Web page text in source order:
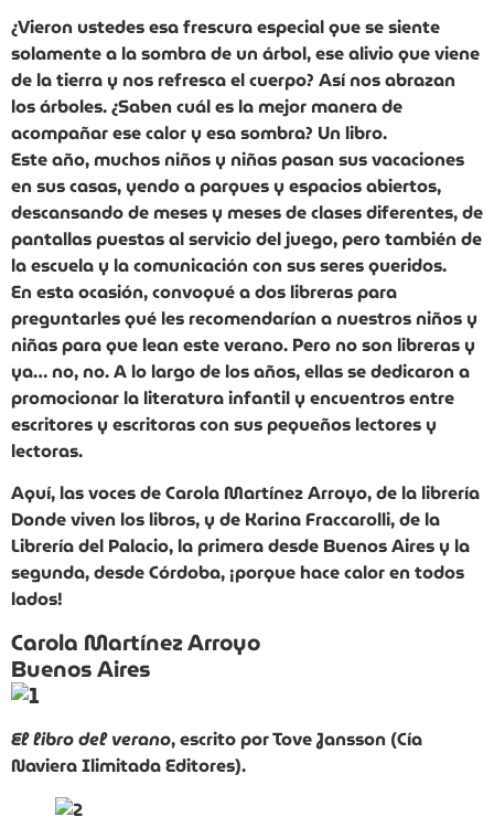
¿Vieron ustedes esa frescura especial que se siente
solamente a la sombra de un árbol, ese alivio que viene
de la tierra y nos refresca el cuerpo? Así nos abrazan
los árboles. ¿Saben cuál es la mejor manera de
acompañar ese calor y esa sombra? Un libro.
Este año, muchos niños y niñas pasan sus vacaciones
en sus casas, yendo a parques y espacios abiertos,
descansando de meses y meses de clases diferentes, de
pantallas puestas al servicio del juego, pero también de
la escuela y la comunicación con sus seres queridos.
En esta ocasión, convoqué a dos libreras para
preguntarles qué les recomendarían a nuestros niños y
niñas para que lean este verano. Pero no son libreras y
ya… no, no. A lo largo de los años, ellas se dedicaron a
promocionar la literatura infantil y encuentros entre
escritores y escritoras con sus pequeños lectores y
lectoras.
Aquí, las voces de Carola Martínez Arroyo, de la librería
Donde viven los libros, y de Karina Fraccarolli, de la
Librería del Palacio, la primera desde Buenos Aires y la
segunda, desde Córdoba, ¡porque hace calor en todos
lados!
Carola Martínez Arroyo
Buenos Aires
El libro del verano, escrito por Tove Jansson (Cía
Naviera Ilimitada Editores).